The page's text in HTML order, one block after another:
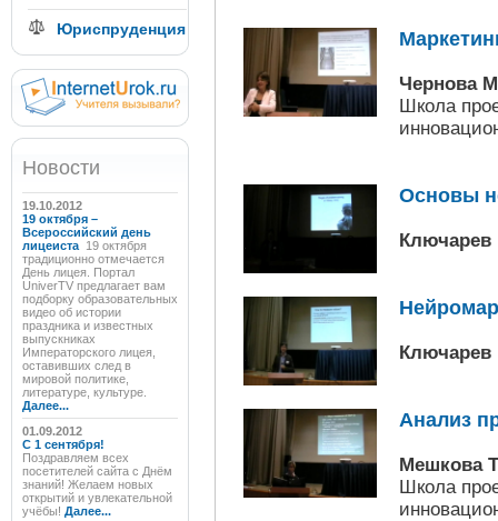
Юриспруденция
Новости
19.10.2012
19 октября –
Всероссийский день
лицеиста 19 октября
традиционно отмечается
День лицея. Портал
UniverTV предлагает вам
подборку образовательных
видео об истории
праздника и известных
выпускниках
Императорского лицея,
оставивших след в
мировой политике,
литературе, культуре.
Далее...
01.09.2012
C 1 сентября!
Поздравляем всех
посетителей сайта с Днём
знаний! Желаем новых
открытий и увлекательной
учёбы! Далее...
Чернова
Школа
Основы
Ключарев
Ключарев
Анализ
Мешкова
Школа